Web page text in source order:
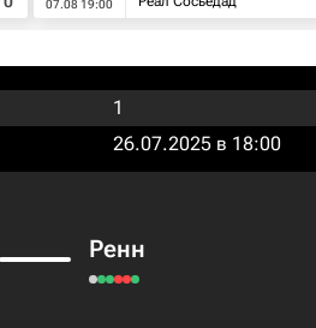
07.08 19:00
1
26.07.2025 в 18:00
Ренн